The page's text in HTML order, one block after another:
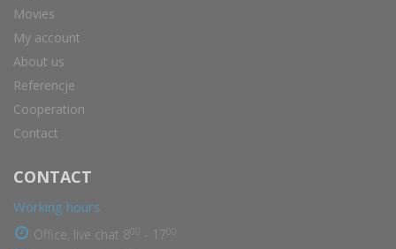
Movies
My account
About us
Referencje
Cooperation
Contact
CONTACT
Working hours
Office, live chat 8 - 17